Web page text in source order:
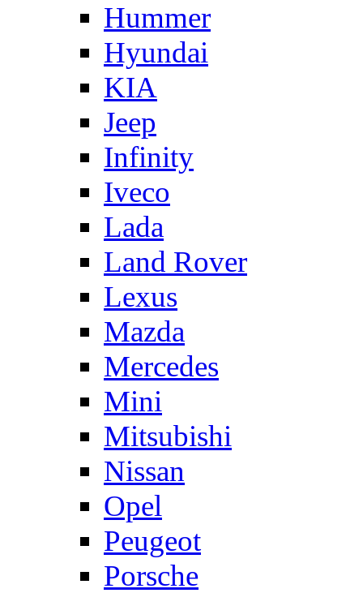
Hummer
Hyundai
KIA
Jeep
Infinity
Iveco
Lada
Land Rover
Lexus
Mazda
Mercedes
Mini
Mitsubishi
Nissan
Opel
Peugeot
Porsche